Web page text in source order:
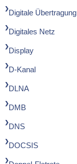
Digitale Übertragung
Digitales Netz
Display
D-Kanal
DLNA
DMB
DNS
DOCSIS